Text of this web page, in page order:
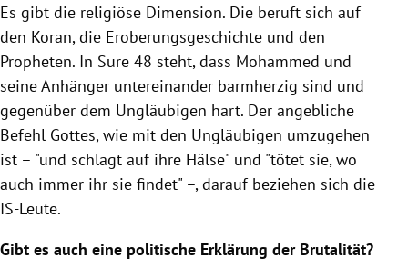
Es gibt die religiöse Dimension. Die beruft sich auf
den Koran, die Eroberungsgeschichte und den
Propheten. In Sure 48 steht, dass Mohammed und
seine Anhänger untereinander barmherzig sind und
gegenüber dem Ungläubigen hart. Der angebliche
Befehl Gottes, wie mit den Ungläubigen umzugehen
ist – "und schlagt auf ihre Hälse" und "tötet sie, wo
auch immer ihr sie findet" –, darauf beziehen sich die
IS-Leute.
Gibt es auch eine politische Erklärung der Brutalität?